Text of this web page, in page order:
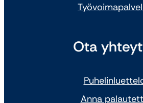
Ota
Anna